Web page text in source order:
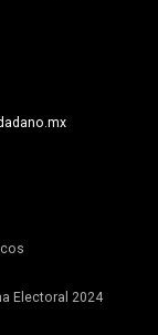
Electoral 2024